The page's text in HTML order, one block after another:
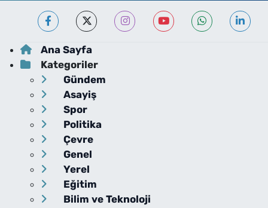
Ana Sayfa
Kategoriler
Gündem
Asayiş
Spor
Politika
Çevre
Genel
Yerel
Eğitim
Bilim ve Teknoloji